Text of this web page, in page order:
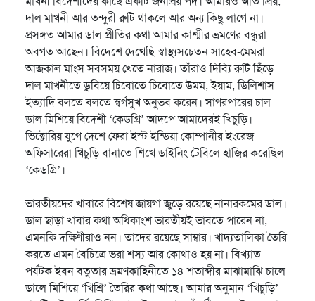
দাল মাখনী আর তন্দুরী রুটি থাকলে আর অন্য কিছু লাগে না।
প্রসঙ্গত আমার ডাল প্রীতির কথা আমার কাশ্মীর ভ্রমণের বন্ধুরা
অবগত আছেন। বিদেশে দেখেছি স্বাস্থ্যসচেতন সাহেব-মেমরা
আজকাল মাংস সবসময় খেতে নারাজ। তাঁরাও দিব্যি রুটি ছিঁড়ে
দাল মাখনীতে ডুবিয়ে চিবোতে চিবোতে উমম, ইয়াম, ডিলিশাস
ইত্যাদি বলতে বলতে স্বর্গসুখ অনুভব করেন। সাগরপারের চাল
ডাল মিশিয়ে বিদেশী ‘কেডগ্রি’ আদপে আমাদেরই খিচুড়ি।
ভিক্টোরিয় যুগে দেশে ফেরা ইস্ট ইন্ডিয়া কোম্পানীর ইংরেজ
অফিসারেরা খিচুড়ি বানাতে শিখে ডাইনিং টেবিলে হাজির করেছিল
‘কেডগ্রি’।
ভারতীয়দের খাবারে বিশেষ জায়গা জুড়ে রয়েছে নানারকমের ডাল।
ডাল ছাড়া খাবার কথা অধিকাংশ ভারতীয়ই ভাবতে পারেন না,
এমনকি দক্ষিণীরাও নন। তাদের রয়েছে সাম্বার। খাদ্যতালিকা তৈরি
করতে এমন বৈচিত্রে ভরা শস্য আর কোথাও হয় না। বিখ্যাত
পর্যটক ইবন বতুতার ভ্রমণকাহিনীতে ১৪ শতাব্দীর মাঝামাঝি চালে
ডালে মিশিয়ে ‘খিশ্রি’ তৈরির কথা আছে। আমার অনুমান ‘খিচুড়ি’